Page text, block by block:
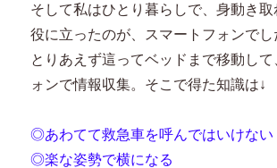
そして私はひとり暮らしで、身動き
役に立ったのが、スマートフォンでし
とりあえず這ってベッドまで移動して
ォンで情報収集。そこで得た知識は↓
◎あわてて救急車を呼んではいけない
◎楽な姿勢で横になる